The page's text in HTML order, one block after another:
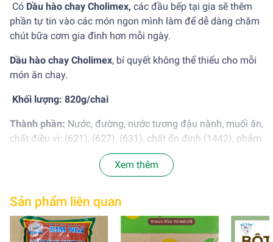
Có Dầu hào chay Cholimex, các đầu bếp tại gia sẽ thêm
phần tự tin vào các món ngon mình làm để dễ dàng chăm
chút bữa cơm gia đình hơn mỗi ngày.
Dầu hào chay Cholimex, bí quyết không thể thiếu cho mỗi
món ăn chay.
Khối lượng: 820g/chai
Thành phần: Nước, đường, nước tương đậu nành, muối ăn,
chất điều vị: (621), (627), (631), chất ổn định (1442), phẩm
màu tổng hợp: (150a), (150c), bột nấm chiết xuất, hương
hào chay tổng hợp, chất bảo quản (202), chất điều chỉnh
Cách dùng:Dùng ướp, nêm nếm, xào... (CHAY MẶN ĐỀU
DÙNG ĐƯỢC)
Xem thêm
Sản phẩm liên quan